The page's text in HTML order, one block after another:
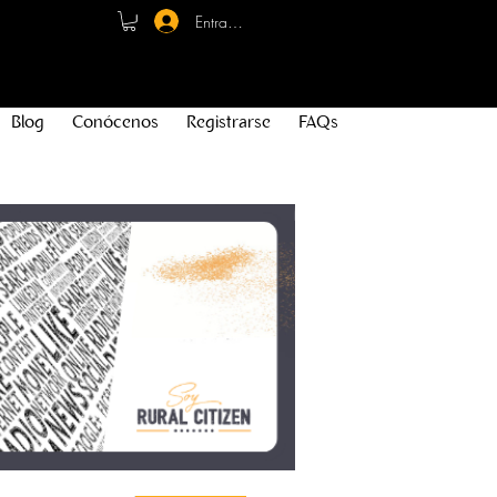
Entrar - Registro
Blog Conócenos Registrarse FAQs